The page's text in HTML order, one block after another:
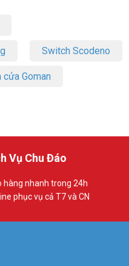
Switch Scodeno
cửa Goman
Vụ Chu Đáo
hàng nhanh trong 24h
phục vụ cả T7 và CN